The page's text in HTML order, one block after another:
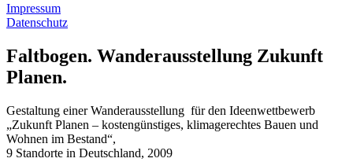
Impressum
Datenschutz
Faltbogen. Wanderausstellung Zukunft
Planen.
Gestaltung einer Wanderausstellung für den Ideenwettbewerb
„Zukunft Planen – kostengünstiges, klimagerechtes Bauen und
Wohnen im Bestand“,
9 Standorte in Deutschland, 2009